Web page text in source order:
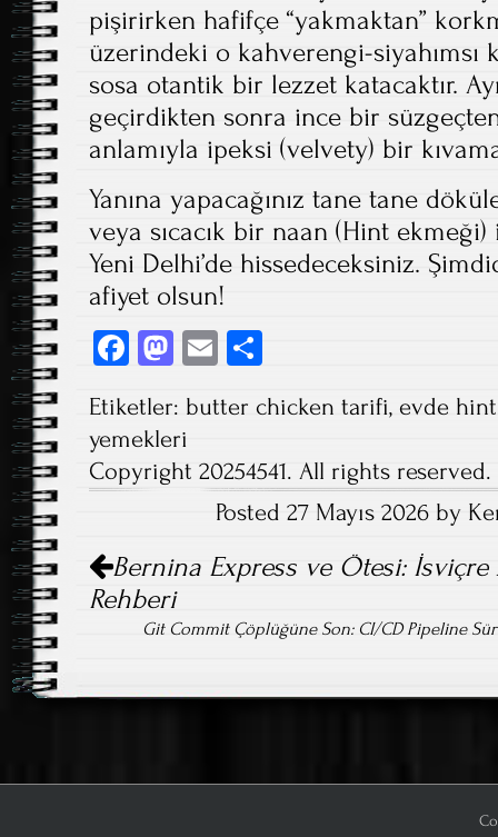
pişirirken hafifçe “yakmaktan”
üzerindeki o kahverengi-siyahımsı
sosa otantik bir lezzet katacaktır.
geçirdikten sonra ince bir
anlamıyla ipeksi (velvety) bir kıvama
Yanına yapacağınız tane tane
veya sıcacık bir naan (Hint
Yeni Delhi’de hissedeceksiniz.
afiyet olsun!
Fa
b
o
ok
M
to
d
o
E
ail re
Etiketler: butter chicken tarifi, evde
yemekleri
Copyright 20254541. All rights reserved.
Posted 27 Mayıs 2026 by
navigation
Bernina Express ve Ötesi: İsviçre
Rehberi
Git Commit Çöplüğüne Son: CI/CD Pipeline